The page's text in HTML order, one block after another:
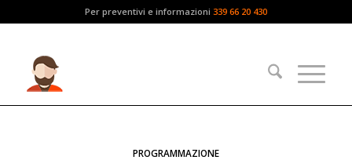
Per preventivi e informazioni 339 66 20 430
PROGRAMMAZIONE